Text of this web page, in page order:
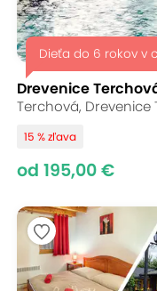
Dieťa do 6 rokov v
Drevenice
Terchová,
15 % zľava
od 195,00 €